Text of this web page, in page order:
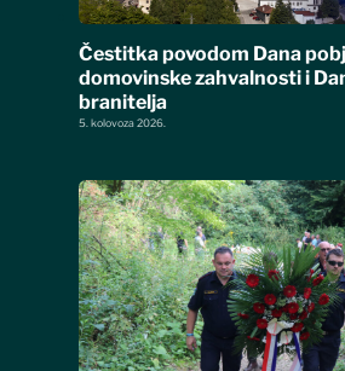
Čestitka povodom Dana
domovinske zahvalnosti i
branitelja
5. kolovoza 2026.